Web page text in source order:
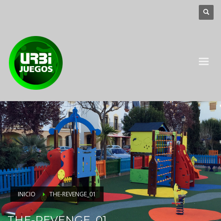
INICIO THE-REVENGE_01